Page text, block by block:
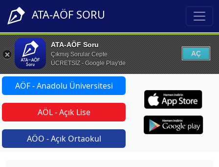
ATA-AÖF SORU
ATA-AÖF Soru
Çıkmış Sorular Cepte
ÜCRETSİZ - Google Play'de
AÇ
AÖF - Anadolu Üniversitesi
AÖL - Açık Lise
AÖO - Açık Ortaokul